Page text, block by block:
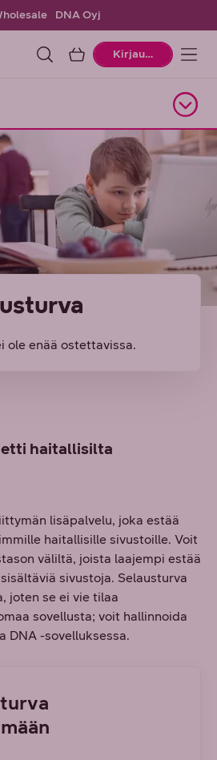
DNA Oyj
OstoskoriKirjaudu
ole enää ostettavissa.
haitallisilta
lisäpalvelu, joka estää
haitallisille sivustoille. Voit
väliltä, joista laajempi estää
sivustoja. Selausturva
joten se ei vie tilaa
sovellusta; voit hallinnoida
DNA -sovelluksessa.